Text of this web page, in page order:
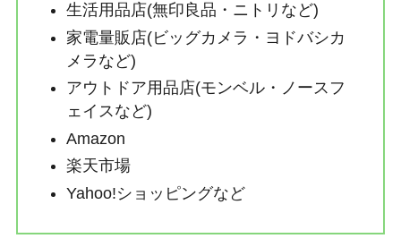
生活用品店(無印良品・ニトリなど)
家電量販店(ビッグカメラ・ヨドバシカ
メラなど)
アウトドア用品店(モンベル・ノースフ
ェイスなど)
Amazon
楽天市場
Yahoo!ショッピングなど